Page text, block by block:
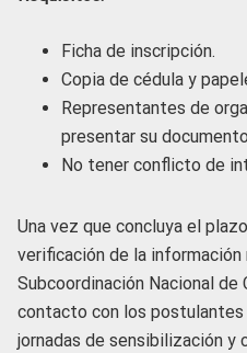
Ficha de inscripción.
Copia de cédula y
Representantes de
presentar su
No tener conflicto de
Una vez que concluya el
verificación de la información
Subcoordinación Nacional
contacto con los postulantes
jornadas de sensibilización y